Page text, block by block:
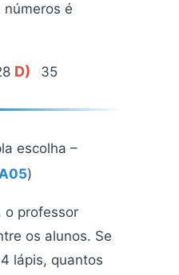
números é
D) 35
escolha –
)
o professor
os alunos. Se
lápis, quantos